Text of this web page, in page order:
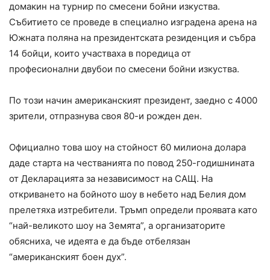
домакин на турнир по смесени бойни изкуства.
Събитието се проведе в специално изградена арена на
Южната поляна на президентската резиденция и събра
14 бойци, които участваха в поредица от
професионални двубои по смесени бойни изкуства.
По този начин американският президент, заедно с 4000
зрители, отпразнува своя 80-и рожден ден.
Официално това шоу на стойност 60 милиона долара
даде старта на честванията по повод 250-годишнината
от Декларацията за независимост на САЩ. На
откриването на бойното шоу в небето над Белия дом
прелетяха изтребители. Тръмп определи проявата като
“най-великото шоу на Земята”, а организаторите
обясниха, че идеята е да бъде отбелязан
“американският боен дух”.